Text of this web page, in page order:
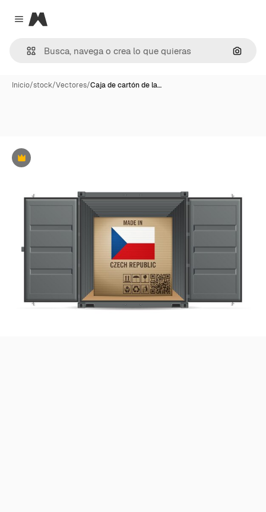
Close menu
Magnific
Inicio/stock/Vectores/Caja de cartón de la…
Premium